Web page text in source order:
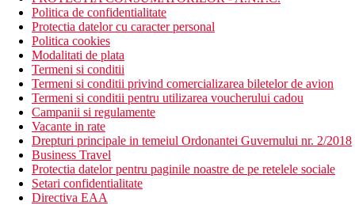
Politica de confidentialitate
Protectia datelor cu caracter personal
Politica cookies
Modalitati de plata
Termeni si conditii
Termeni si conditii privind comercializarea biletelor de avion
Termeni si conditii pentru utilizarea voucherului cadou
Campanii si regulamente
Vacante in rate
Drepturi principale in temeiul Ordonantei Guvernului nr. 2/2018
Business Travel
Protectia datelor pentru paginile noastre de pe retelele sociale
Setari confidentialitate
Directiva EAA